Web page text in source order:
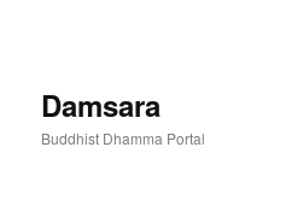
Damsara
Buddhist Dhamma Portal